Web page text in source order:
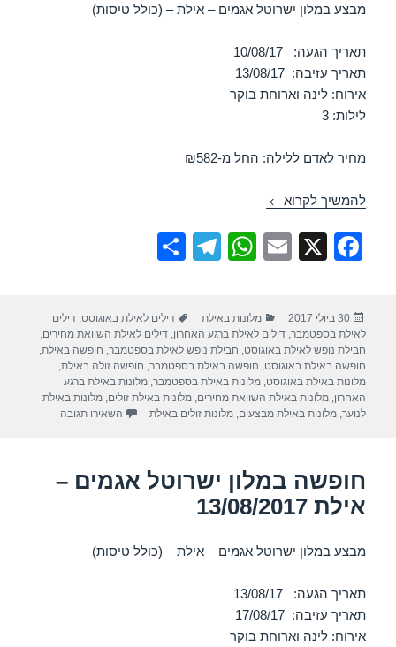
מבצע במלון ישרוטל אגמים – אילת – (כולל טיסות)
תאריך הגעה: 10/08/17
תאריך עזיבה: 13/08/17
אירוח: לינה וארוחת בוקר
לילות: 3
מחיר לאדם ללילה: החל מ-₪582
להמשיך לקרוא חופשה במלון ישרוטל אגמים – אילת 10/08/2017
F
e
b
o
o
X
E
W
s
A
p
p
T
gr
a
m
e
פורסם
בתאריך
30 ביולי 2017 קטגוריות
מלונות באילת תגיות
דילים לאילת באוגוסט,דילים
לאילת בספטמבר,דילים לאילת ברגע האחרון,דילים לאילת השוואת מחירים,
חבילת נופש לאילת באוגוסט, חבילת נופש לאילת בספטמבר, חופשה באילת,
חופשה באילת באוגוסט, חופשה באילת בספטמבר, חופשה זולה באילת,
מלונות באילת באוגוסט,מלונות באילת בספטמבר,מלונות באילת ברגע
האחרון,מלונות באילת השוואת מחירים,מלונות באילת זולים,מלונות באילת
לנוער,מלונות באילת מבצעים,מלונות זולים באילת השאירו תגובה
חופשה במלון ישרוטל אגמים –
אילת 13/08/2017
מבצע במלון ישרוטל אגמים – אילת – (כולל טיסות)
תאריך הגעה: 13/08/17
תאריך עזיבה: 17/08/17
אירוח: לינה וארוחת בוקר